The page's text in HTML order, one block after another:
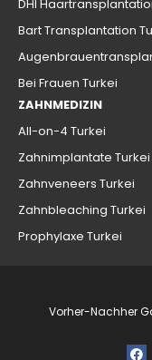
DHI
Bart Transplantation
Bei Frauen Turkei
ZAHNMEDIZIN
All-on-4 Turkei
Zahnimplantate Turkei
Zahnveneers Turkei
Zahnbleaching Turkei
Prophylaxe Turkei
Vorher-Nachher